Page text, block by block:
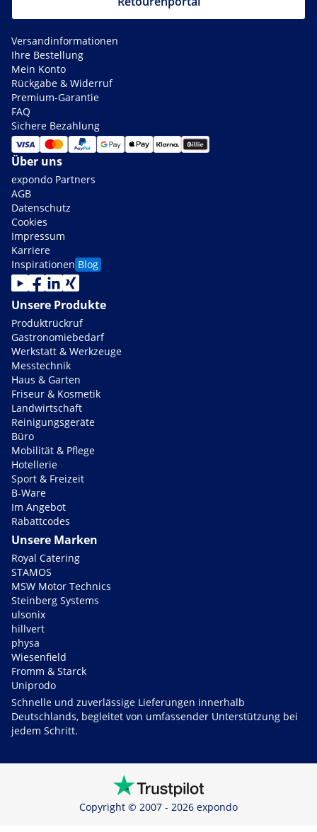
Versandinformationen
Ihre Bestellung
Mein Konto
Rückgabe & Widerruf
Premium-Garantie
FAQ
Sichere Bezahlung
Über uns
expondo Partners
AGB
Datenschutz
Cookies
Impressum
Karriere
Inspirationen Blog
Unsere Produkte
Produktrückruf
Gastronomiebedarf
Werkstatt & Werkzeuge
Messtechnik
Haus & Garten
Friseur & Kosmetik
Landwirtschaft
Reinigungsgeräte
Büro
Mobilität & Pflege
Hotellerie
Sport & Freizeit
B-Ware
Im Angebot
Rabattcodes
Unsere Marken
Royal Catering
STAMOS
MSW Motor Technics
Steinberg Systems
ulsonix
hillvert
physa
Wiesenfield
Fromm & Starck
Uniprodo
Schnelle und zuverlässige Lieferungen innerhalb
Deutschlands, begleitet von umfassender Unterstützung bei
jedem Schritt.
Copyright © 2007 - 2026 expondo